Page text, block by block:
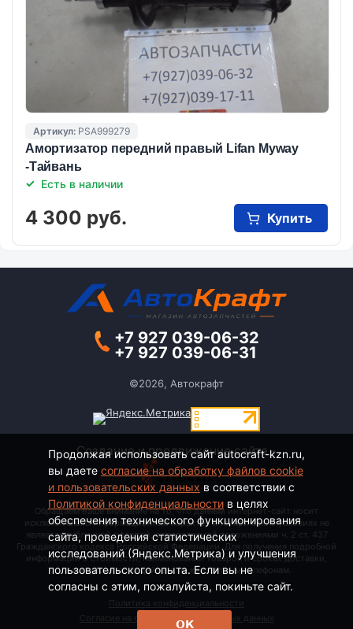
Артикул: PSA999279
Амортизатор передний правый Lifan Myway
-Тайвань
Есть в наличии
4 300 руб. Купить
+7 927 039-06-32
+7 927 039-06-31
©2026, Автокрафт
Создание и продвижение сайта -
Обращаем Ваше внимание на то, что данный интернет-сайт носит
исключительно информационный характер и ни при каких условиях не
является публичной офертой, определяемой положениями ч. 2 ст. 437
Гражданского кодекса Российской Федерации. Для получения подробной
информации о стоимости, наименовании товаров и сроках доставки,
пожалуйста, обращайтесь по контактным телефонам.
Политика конфиденциальности
Согласие на обработку персональных данных
Продолжая использовать сайт autocraft-kzn.ru,
вы даете согласие на обработку файлов cookie
и пользовательских данных в соответствии с
Политикой конфиденциальностив целях
обеспечения технического функционирования
сайта, проведения статистических
исследований (Яндекс.Метрика) и улучшения
пользовательского опыта. Если вы не
согласны с этим, пожалуйста, покиньте сайт.
ОК